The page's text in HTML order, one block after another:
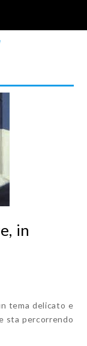
in
tema delicato e
sta percorrendo